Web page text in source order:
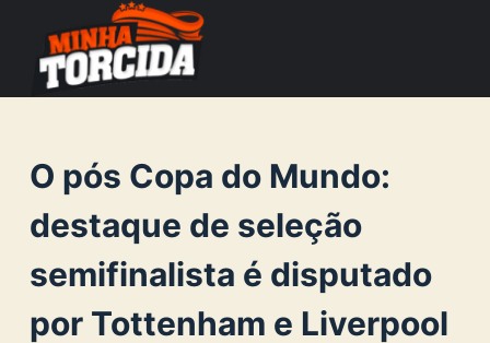
o
o
n
O pós Copa do Mundo:
destaque de seleção
semifinalista é disputado
por Tottenham e Liverpool